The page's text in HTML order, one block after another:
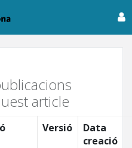
article
Versió
Data
creació